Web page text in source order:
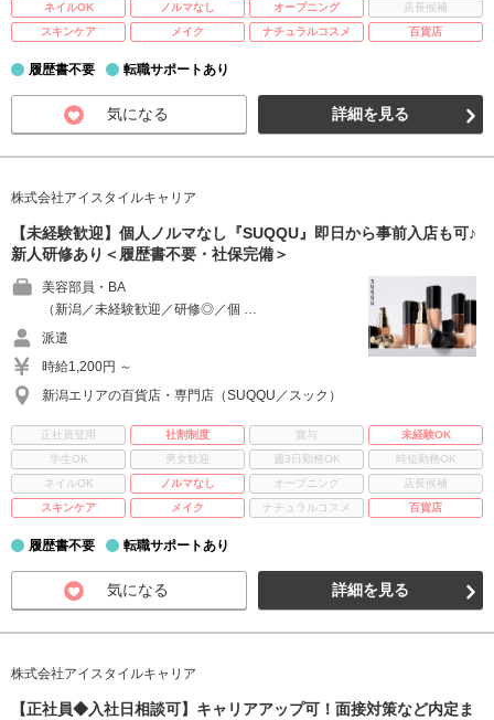
ネイルOK
ノルマなし オープニング
店長候補
スキンケア
メイク ナチュラルコスメ 百貨店
履歴書不要 転職サポートあり
気になる 詳細を見る
株式会社アイスタイルキャリア
【未経験歓迎】個人ノルマなし『SUQQU』即日から事前入店も可♪
新人研修あり＜履歴書不要・社保完備＞
美容部員・BA
（新潟／未経験歓迎／研修◎／個 …
派遣
時給1,200円 ～
新潟エリアの百貨店・専門店（SUQQU／スック）
正社員登用 社割制度 賞与
未経験OK
学生OK
男女歓迎 週3日勤務OK
時短勤務OK
ネイルOK
ノルマなし オープニング
店長候補
スキンケア
メイク ナチュラルコスメ 百貨店
履歴書不要 転職サポートあり
気になる 詳細を見る
株式会社アイスタイルキャリア
【正社員◆入社日相談可】キャリアアップ可！面接対策など内定ま